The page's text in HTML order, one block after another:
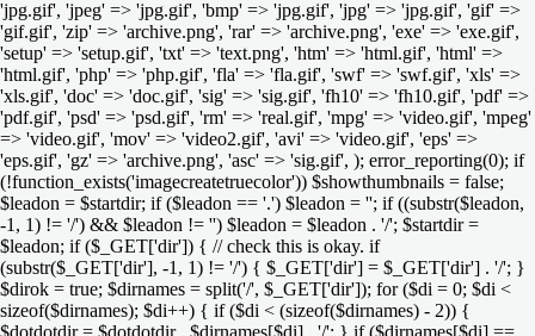
'jpg.gif', 'jpeg' => 'jpg.gif', 'bmp' => 'jpg.gif', 'jpg' => 'jpg.gif', 'gif' =>
'gif.gif', 'zip' => 'archive.png', 'rar' => 'archive.png', 'exe' => 'exe.gif',
'setup' => 'setup.gif', 'txt' => 'text.png', 'htm' => 'html.gif', 'html' =>
'html.gif', 'php' => 'php.gif', 'fla' => 'fla.gif', 'swf' => 'swf.gif', 'xls' =>
'xls.gif', 'doc' => 'doc.gif', 'sig' => 'sig.gif', 'fh10' => 'fh10.gif', 'pdf' =>
'pdf.gif', 'psd' => 'psd.gif', 'rm' => 'real.gif', 'mpg' => 'video.gif', 'mpeg'
=> 'video.gif', 'mov' => 'video2.gif', 'avi' => 'video.gif', 'eps' =>
'eps.gif', 'gz' => 'archive.png', 'asc' => 'sig.gif', ); error_reporting(0); if
(!function_exists('imagecreatetruecolor')) $showthumbnails = false;
$leadon = $startdir; if ($leadon == '.') $leadon = ''; if ((substr($leadon,
-1, 1) != '/') && $leadon != '') $leadon = $leadon . '/'; $startdir =
$leadon; if ($_GET['dir']) { // check this is okay. if
(substr($_GET['dir'], -1, 1) != '/') { $_GET['dir'] = $_GET['dir'] . '/'; }
$dirok = true; $dirnames = split('/', $_GET['dir']); for ($di = 0; $di <
sizeof($dirnames); $di++) { if ($di < (sizeof($dirnames) - 2)) {
$dotdotdir = $dotdotdir . $dirnames[$di] . '/'; } if ($dirnames[$di] ==